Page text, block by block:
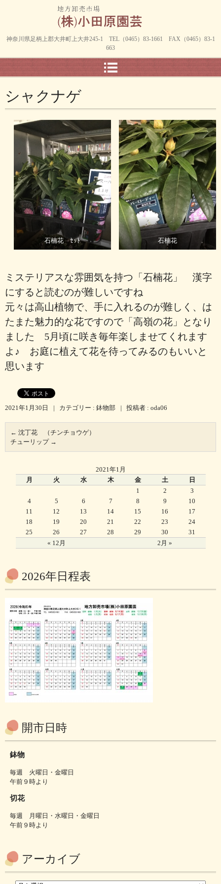
神奈川県足柄上郡大井町上大井245-1 TEL（0465）83-1661 FAX（0465）83-1
663
シャクナゲ
石楠花 ｾｯﾄ 石楠花
ミステリアスな雰囲気を持つ「石楠花」 漢字
にすると読むのが難しいですね
元々は高山植物で、手に入れるのが難しく、は
たまた魅力的な花ですので「高嶺の花」となり
ました 5月頃に咲き毎年楽しませてくれます
よ♪ お庭に植えて花を待ってみるのもいいと
思います
2021年1月30日 | カテゴリー : 鉢物部 | 投稿者 : oda06
← 沈丁花 （チンチョウゲ）
チューリップ →
2021年1月
月
火 水 木 金 土 日
« 12月 2月 »
1 2
3
4
5 6 7 8 9
10
11
12 13 14 15 16
17
18
19 20 21 22 23
24
25
26 27 28 29 30 31
2026年日程表
開市日時
鉢物
毎週 火曜日・金曜日
午前９時より
切花
毎週 月曜日・水曜日・金曜日
午前９時より
アーカイブ